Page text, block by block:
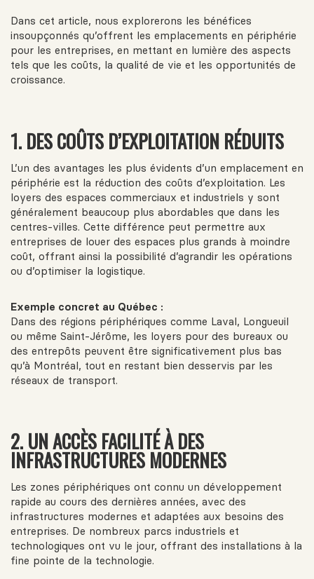
Dans cet article, nous explorerons les bénéfices
insoupçonnés qu’offrent les emplacements en périphérie
pour les entreprises, en mettant en lumière des aspects
tels que les coûts, la qualité de vie et les opportunités de
croissance.
1. DES COÛTS D’EXPLOITATION RÉDUITS
L’un des avantages les plus évidents d’un emplacement en
périphérie est la réduction des coûts d’exploitation. Les
loyers des espaces commerciaux et industriels y sont
généralement beaucoup plus abordables que dans les
centres-villes. Cette différence peut permettre aux
entreprises de louer des espaces plus grands à moindre
coût, offrant ainsi la possibilité d’agrandir les opérations
ou d’optimiser la logistique.
Exemple concret au Québec :
Dans des régions périphériques comme Laval, Longueuil
ou même Saint-Jérôme, les loyers pour des bureaux ou
des entrepôts peuvent être significativement plus bas
qu’à Montréal, tout en restant bien desservis par les
réseaux de transport.
2. UN ACCÈS FACILITÉ À DES
INFRASTRUCTURES MODERNES
Les zones périphériques ont connu un développement
rapide au cours des dernières années, avec des
infrastructures modernes et adaptées aux besoins des
entreprises. De nombreux parcs industriels et
technologiques ont vu le jour, offrant des installations à la
fine pointe de la technologie.